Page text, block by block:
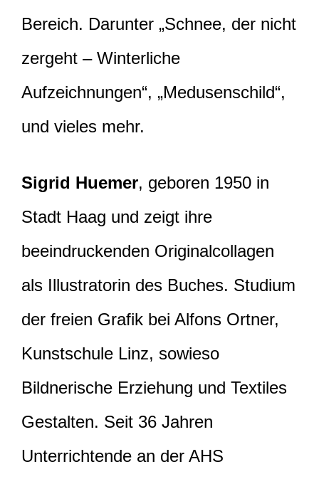
Bereich. Darunter „Schnee, der nicht
zergeht – Winterliche
Aufzeichnungen“, „Medusenschild“,
und vieles mehr.
Sigrid Huemer, geboren 1950 in
Stadt Haag und zeigt ihre
beeindruckenden Originalcollagen
als Illustratorin des Buches. Studium
der freien Grafik bei Alfons Ortner,
Kunstschule Linz, sowieso
Bildnerische Erziehung und Textiles
Gestalten. Seit 36 Jahren
Unterrichtende an der AHS